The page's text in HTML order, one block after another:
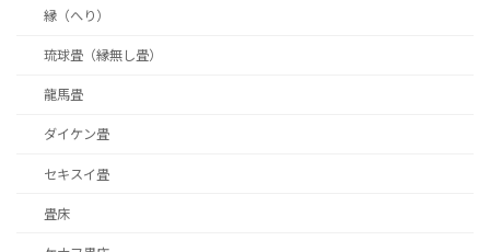
縁（へり）
琉球畳（縁無し畳）
龍馬畳
ダイケン畳
セキスイ畳
畳床